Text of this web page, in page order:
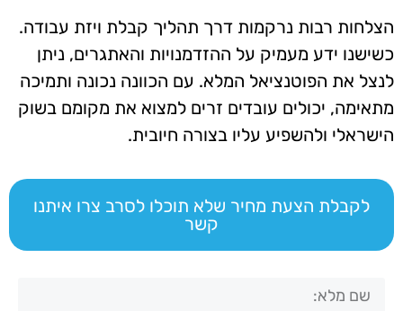
הצלחות רבות נרקמות דרך תהליך קבלת ויזת עבודה.
כשישנו ידע מעמיק על ההזדמנויות והאתגרים, ניתן
לנצל את הפוטנציאל המלא. עם הכוונה נכונה ותמיכה
מתאימה, יכולים עובדים זרים למצוא את מקומם בשוק
הישראלי ולהשפיע עליו בצורה חיובית.
לקבלת הצעת מחיר שלא תוכלו לסרב צרו איתנו
קשר